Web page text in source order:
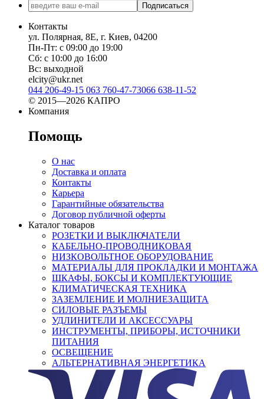
Подписаться
Контакты
ул. Полярная, 8Е, г. Киев, 04200
Пн-Пт: с 09:00 до 19:00
Сб: с 10:00 до 16:00
Вс: выходной
elcity@ukr.net
044 206-49-15 063 760-47-73066 638-11-52
© 2015—2026 КАПРО
Компания
Помощь
О нас
Доставка и оплата
Контакты
Карьера
Гарантийные обязательства
Договор публичной оферты
Каталог товаров
РОЗЕТКИ И ВЫКЛЮЧАТЕЛИ
КАБЕЛЬНО-ПРОВОДНИКОВАЯ
НИЗКОВОЛЬТНОЕ ОБОРУДОВАНИЕ
МАТЕРИАЛЫ ДЛЯ ПРОКЛАДКИ И МОНТАЖА
ШКАФЫ, БОКСЫ И КОМПЛЕКТУЮЩИЕ
КЛИМАТИЧЕСКАЯ ТЕХНИКА
ЗАЗЕМЛЕНИЕ И МОЛНИЕЗАЩИТА
СИЛОВЫЕ РАЗЪЕМЫ
УДЛИНИТЕЛИ И АКСЕССУАРЫ
ИНСТРУМЕНТЫ, ПРИБОРЫ, ИСТОЧНИКИ
ПИТАНИЯ
ОСВЕЩЕНИЕ
АЛЬТЕРНАТИВНАЯ ЭНЕРГЕТИКА